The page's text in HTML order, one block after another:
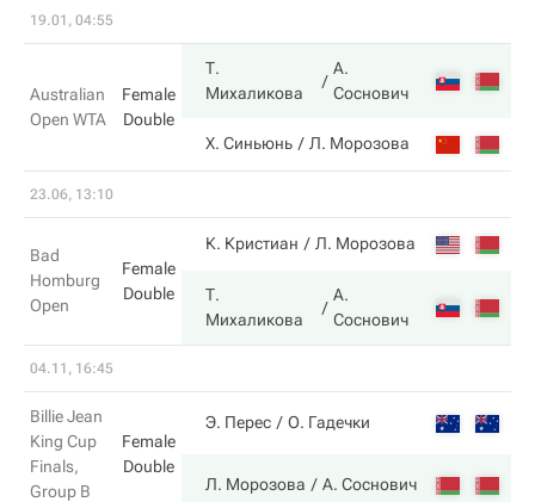
19.01, 04:55
Australian
Open WTA
Female
Double
Т.
Михаликова
А.
Соснович
Х. Синьюнь Л. Морозова
23.06, 13:10
Bad
Homburg
Open
Female
Double
К. Кристиан Л. Морозова
Т.
Михаликова
А.
Соснович
04.11, 16:45
Billie Jean
King Cup
Finals,
Group B
Female
Double
Э. Перес О. Гадечки
Л. Морозова А. Соснович